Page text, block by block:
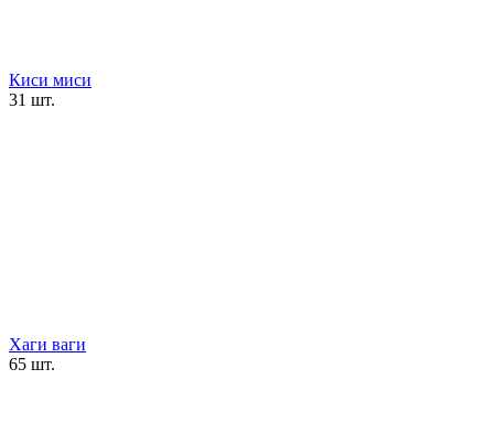
Киси миси
31 шт.
Хаги ваги
65 шт.